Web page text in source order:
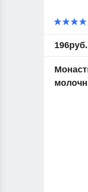
196руб.